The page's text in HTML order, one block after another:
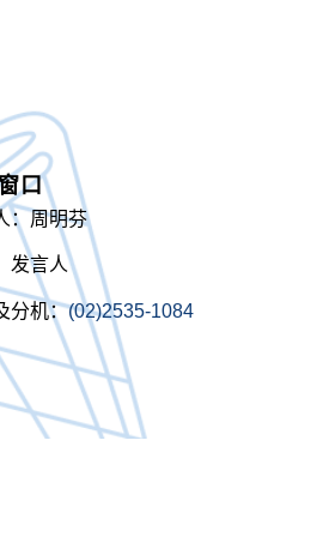
口
：周明芬
发言人
分机：(02)2535-1084